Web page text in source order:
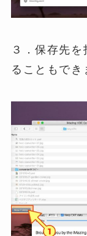
３．保存先
ることもでき